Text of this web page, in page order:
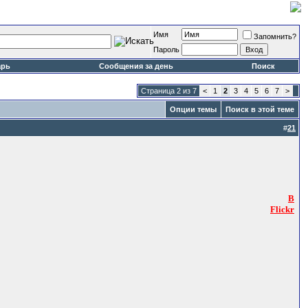
Имя
Запомнить?
Пароль
Сообщения за день Поиск
Страница 2 из 7 < 1 2 3 4 5 6 7 >
Опции темы Поиск в этой теме
#21
B
Flickr